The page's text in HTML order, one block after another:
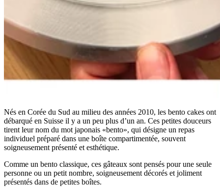
Nés en Corée du Sud au milieu des années 2010, les bento cakes ont
débarqué en Suisse il y a un peu plus d’un an. Ces petites douceurs
tirent leur nom du mot japonais «bento», qui désigne un repas
individuel préparé dans une boîte compartimentée, souvent
soigneusement présenté et esthétique.
Comme un bento classique, ces gâteaux sont pensés pour une seule
personne ou un petit nombre, soigneusement décorés et joliment
présentés dans de petites boîtes.